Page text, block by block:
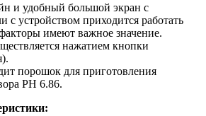
и удобный большой экран с
с устройством приходится работать
имеют важное значение.
нажатием кнопки
порошок для приготовления
PH 6.86.